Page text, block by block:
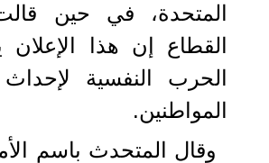
المتحدة، في حين
القطاع إن هذا
الحرب النفسية لإحداث
المواطنين.
وقال المتحدث باسم